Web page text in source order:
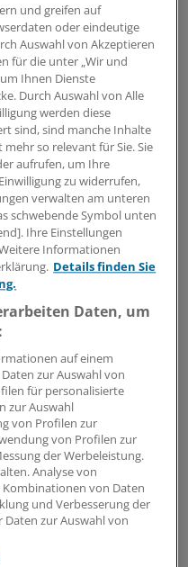
Braunhardt.
abschließende
an der Bergung
"Auch die
der
in der
ein", erläuterte
sich am Samstag in
und den
bekundet. "Ich
Anteilnahme hier zum
bei seinem
hatten etwa 700
Gottesdienst der 15
über die
gab es Berichte über
Halle. Ein Experte hat
entdeckt, daß sich an
die
hatten. Das könne
des Daches
und greifen auf
oder eindeutige
Auswahl von Akzeptieren
für die unter „Wir und
Ihnen Dienste
Durch Auswahl von Alle
werden diese
sind, sind manche Inhalte
so relevant für Sie. Sie
aufrufen, um Ihre
zu widerrufen,
verwalten am unteren
schwebende Symbol unten
Ihre Einstellungen
Informationen
Details finden Sie
Daten, um
auf einem
zur Auswahl von
für personalisierte
zur Auswahl
von Profilen zur
von Profilen zur
der Werbeleistung.
Analyse von
von Daten
und Verbesserung der
zur Auswahl von